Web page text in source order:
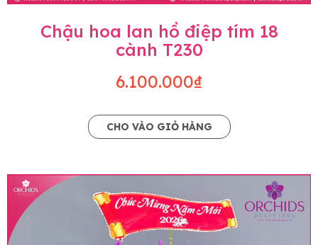
Chậu hoa lan hồ điệp tím 18
cành T230
6.100.000₫
CHO VÀO GIỎ HÀNG